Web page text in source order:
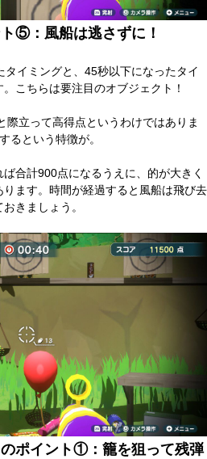
⑤：風船は逃さずに！
イミングと、45秒以下になったタイ
こちらは要注目のオブジェクト！
立って高得点というわけではありま
るという特徴が。
計900点になるうえに、的が大きく
ます。時間が経過すると風船は飛び去
きましょう。
ポイント①：籠を狙って残弾